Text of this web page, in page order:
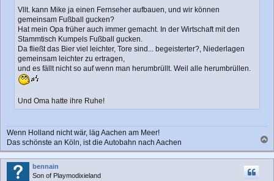
Vllt. kann Mike ja einen Fernseher aufbauen, und wir können
gemeinsam Fußball gucken?
Hat mein Opa früher auch immer gemacht. In der Wirtschaft mit den
Stammtisch Kumpels Fußball gucken.
Da fließt das Bier viel leichter, Tore sind... begeisterter?, Niederlagen
gemeinsam leichter zu ertragen,
und es fällt nicht so auf wenn man herumbrüllt. Weil alle herumbrüllen.
Und Oma hatte ihre Ruhe!
Wenn Holland nicht wär, läg Aachen am Meer!
Das schönste an Köln, ist die Autobahn nach Aachen
a
c
bennain
Son of Playmodixieland